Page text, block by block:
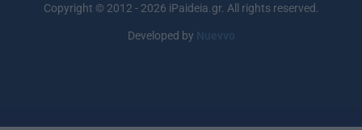
Copyright © 2012 - 2026 iPaideia.gr. All rights reserved.
Developed by